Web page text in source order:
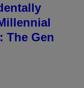
The Gen